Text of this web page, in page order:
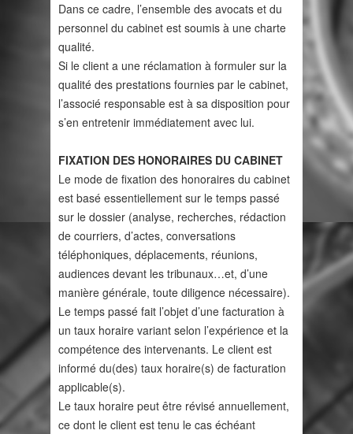
Dans ce cadre, l’ensemble des avocats et du
personnel du cabinet est soumis à une charte
qualité.
Si le client a une réclamation à formuler sur la
qualité des prestations fournies par le cabinet,
l’associé responsable est à sa disposition pour
s’en entretenir immédiatement avec lui.
FIXATION DES HONORAIRES DU CABINET
Le mode de fixation des honoraires du cabinet
est basé essentiellement sur le temps passé
sur le dossier (analyse, recherches, rédaction
de courriers, d’actes, conversations
téléphoniques, déplacements, réunions,
audiences devant les tribunaux…et, d’une
manière générale, toute diligence nécessaire).
Le temps passé fait l’objet d’une facturation à
un taux horaire variant selon l’expérience et la
compétence des intervenants. Le client est
informé du(des) taux horaire(s) de facturation
applicable(s).
Le taux horaire peut être révisé annuellement,
ce dont le client est tenu le cas échéant